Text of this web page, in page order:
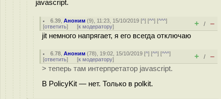
javascript.
6.39 ,Аноним (9), 11:23, 15/10/2019 [^] [^^] [^^^]
[ответить] [к модератору] + / –
jit немного напрягает, я его всегда отключаю
6.78 ,Аноним (78), 19:02, 15/10/2019 [^] [^^] [^^^]
[ответить] [к модератору] + / –
> теперь там интерпретатор javascript.
В PolicyKit — нет. Только в polkit.